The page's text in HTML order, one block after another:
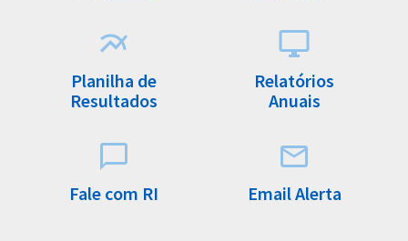
Planilha de
Resultados
Relatórios
Anuais
Fale com RI Email Alerta